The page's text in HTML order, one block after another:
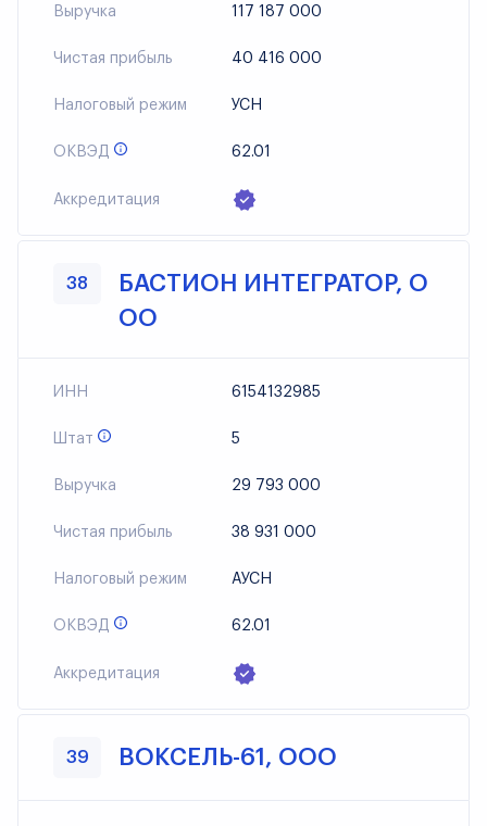
Выручка 117 187 000
Чистая прибыль 40 416 000
Налоговый режим УСН
ОКВЭД 62.01
Аккредитация
38
БАСТИОН ИНТЕГРАТОР, О
ОО
ИНН 6154132985
Штат 5
Выручка 29 793 000
Чистая прибыль 38 931 000
Налоговый режим АУСН
ОКВЭД 62.01
Аккредитация
39 ВОКСЕЛЬ-61, ООО